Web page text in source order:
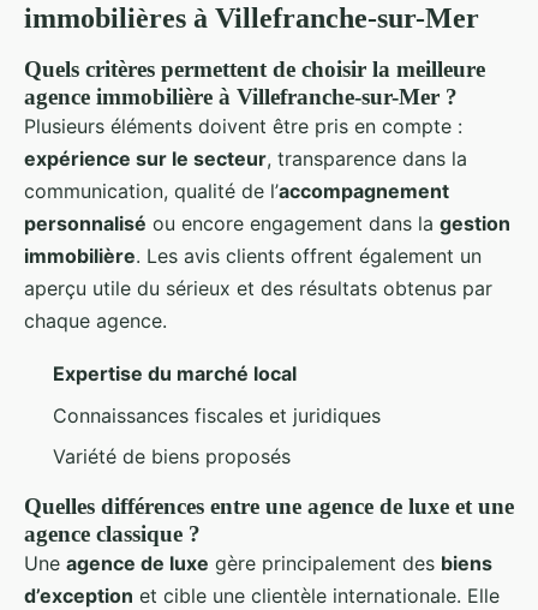
immobilières à Villefranche-sur-Mer
Quels critères permettent de choisir la meilleure
agence immobilière à Villefranche-sur-Mer ?
Plusieurs éléments doivent être pris en compte :
expérience sur le secteur, transparence dans la
communication, qualité de l’accompagnement
personnalisé ou encore engagement dans la gestion
immobilière. Les avis clients offrent également un
aperçu utile du sérieux et des résultats obtenus par
chaque agence.
Expertise du marché local
Connaissances fiscales et juridiques
Variété de biens proposés
Quelles différences entre une agence de luxe et une
agence classique ?
Une agence de luxe gère principalement des biens
d’exception et cible une clientèle internationale. Elle